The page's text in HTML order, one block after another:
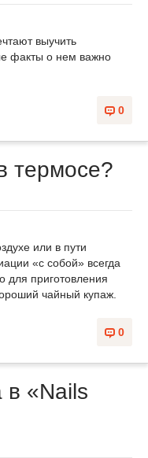
выучить
факты о нем важно
0
термосе?
или в пути
«с собой» всегда
для приготовления
чайный купаж.
0
в «Nails